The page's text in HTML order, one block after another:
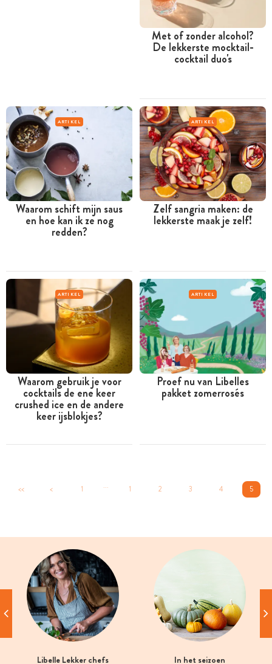
Met of zonder alcohol?
De lekkerste mocktail-
cocktail duo's
ARTIKEL
Waarom schift mijn saus
en hoe kan ik ze nog
redden?
ARTIKEL
Zelf sangria maken: de
lekkerste maak je zelf!
ARTIKEL
Waarom gebruik je voor
cocktails de ene keer
crushed ice en de andere
keer ijsblokjes?
ARTIKEL
Proef nu van Libelles
pakket zomerrosés
<< < 1 ... 1 2 3 4 5
Libelle Lekker chefs In het seizoen